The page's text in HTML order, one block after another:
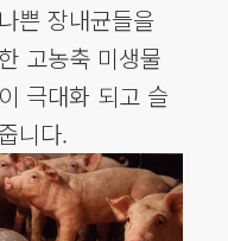
쁜 장내균들을
고농축 미생물
극대화 되고 슬
니다.